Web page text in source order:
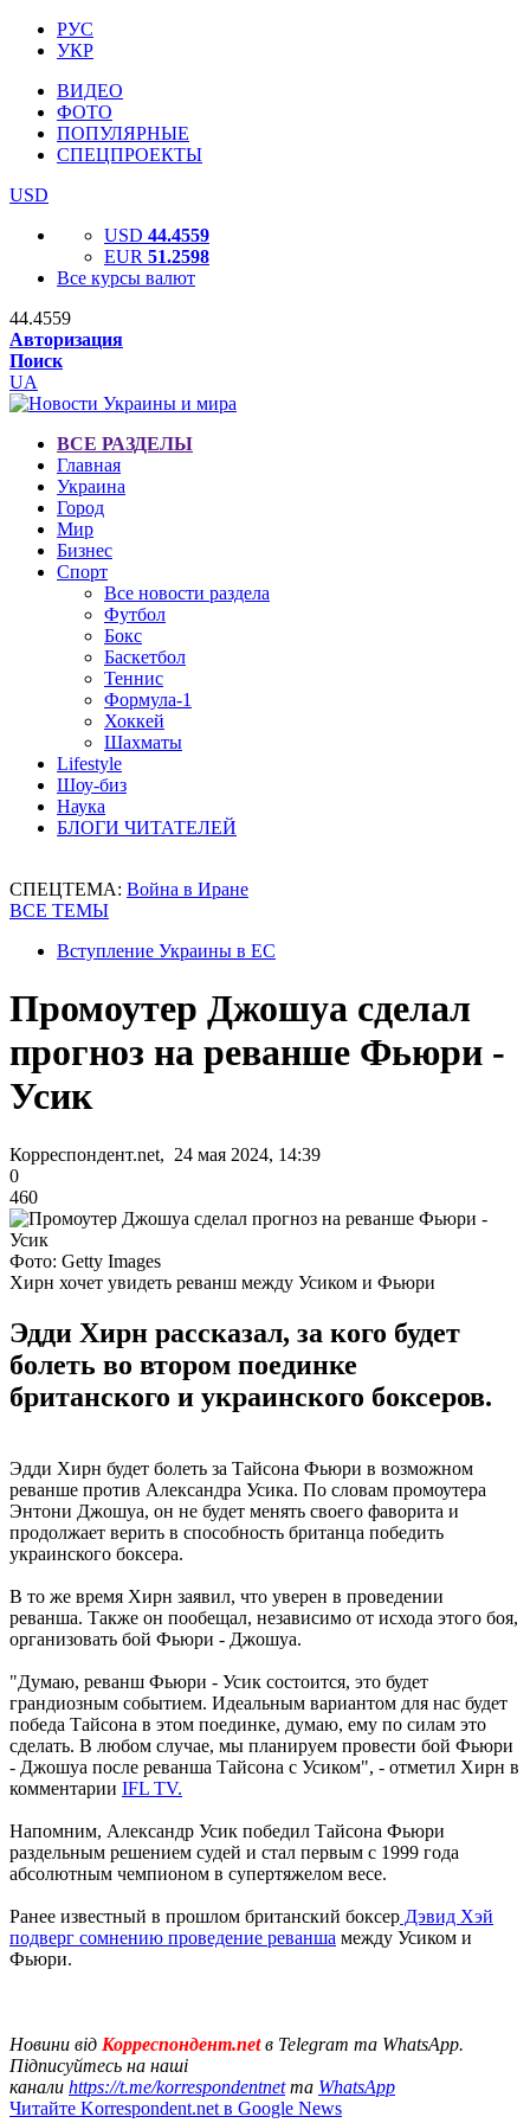
РУС
УКР
ВИДЕО
ФОТО
ПОПУЛЯРНЫЕ
СПЕЦПРОЕКТЫ
USD
USD 44.4559
EUR 51.2598
Все курсы валют
44.4559
Авторизация
Поиск
UA
ВСЕ РАЗДЕЛЫ
Главная
Украина
Город
Мир
Бизнес
Спорт
Все новости раздела
Футбол
Бокс
Баскетбол
Теннис
Формула-1
Хоккей
Шахматы
Lifestyle
Шоу-биз
Наука
БЛОГИ ЧИТАТЕЛЕЙ
СПЕЦТЕМА: Война в Иране
ВСЕ ТЕМЫ
Вступление Украины в ЕС
Промоутер Джошуа сделал
прогноз на реванше Фьюри -
Усик
Корреспондент.net, 24 мая 2024, 14:39
0
460
Фото: Getty Images
Хирн хочет увидеть реванш между Усиком и Фьюри
Эдди Хирн рассказал, за кого будет
болеть во втором поединке
британского и украинского боксеров.
Эдди Хирн будет болеть за Тайсона Фьюри в возможном
реванше против Александра Усика. По словам промоутера
Энтони Джошуа, он не будет менять своего фаворита и
продолжает верить в способность британца победить
украинского боксера.
В то же время Хирн заявил, что уверен в проведении
реванша. Также он пообещал, независимо от исхода этого боя,
организовать бой Фьюри - Джошуа.
"Думаю, реванш Фьюри - Усик состоится, это будет
грандиозным событием. Идеальным вариантом для нас будет
победа Тайсона в этом поединке, думаю, ему по силам это
сделать. В любом случае, мы планируем провести бой Фьюри
- Джошуа после реванша Тайсона с Усиком", - отметил Хирн в
комментарии IFL TV.
Напомним, Александр Усик победил Тайсона Фьюри
раздельным решением судей и стал первым с 1999 года
абсолютным чемпионом в супертяжелом весе.
Ранее известный в прошлом британский боксер Дэвид Хэй
подверг сомнению проведение реванша между Усиком и
Фьюри.
Новини від Корреспондент.netв Telegram та WhatsApp.
Підписуйтесь на наші
канали https://t.me/korrespondentnetта WhatsApp
Читайте Korrespondent.net в Google News